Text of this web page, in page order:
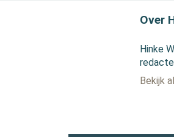
Over
Hinke
Bekijk